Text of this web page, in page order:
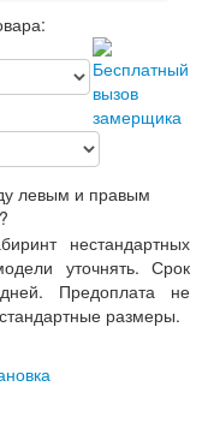
левым и правым
нестандартных
уточнять. Срок
Предоплата не
размеры.